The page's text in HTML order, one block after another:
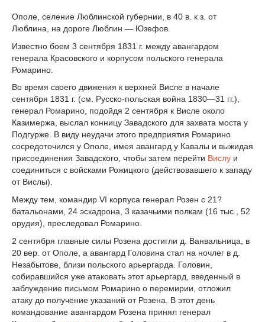
Ополе, селение Люблинской губернии, в 40 в. к з. от
Люблина, на дороге Люблин — Юзефов.
Известно боем 3 сентября 1831 г. между авангардом
генерала Красовского и корпусом польского генерала
Ромарино.
Во время своего движения к верхней Висле в начале
сентября 1831 г. (см. Русско-польская война 1830—31 гг.),
генерал Ромарино, подойдя 2 сентября к Висле около
Казимержа, выслал конницу Завадского для захвата моста у
Подгурже. В виду неудачи этого предприятия Ромарино
сосредоточился у Ополе, имея авангард у Кавалы и выжидая
присоединения Завадского, чтобы затем перейти Вислу и
соединиться с войсками Рожицкого (действовавшего к западу
от Вислы).
Между тем, командир VI корпуса генерал Розен с 21?
батальонами, 24 эскадрона, 3 казачьими полкам (16 тыс., 52
орудия), преследовал Ромарино.
2 сентября главные силы Розена достигли д. Ванвальница, в
20 вер. от Ополе, а авангард Головина стал на ночлег в д.
Незабытове, близи польского арьергарда. Головин,
собиравшийся уже атаковать этот арьергард, введенный в
заблуждение письмом Ромарино о перемирии, отложил
атаку до получение указаний от Розена. В этот день
командование авангардом Розена принял генерал